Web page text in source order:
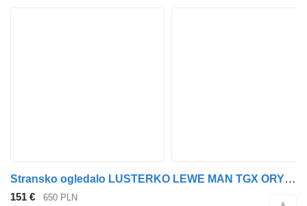
Stransko ogledalo LUSTERKO LEWE MAN TGX ORYGINAŁ MAN TGX E6 za vlačilec MAN TGX
151 € 650 PLN